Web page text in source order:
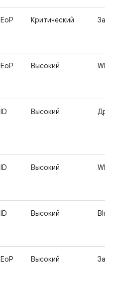
EoP Критический
EoP Высокий
ID Высокий
ID Высокий
ID Высокий
EoP Высокий